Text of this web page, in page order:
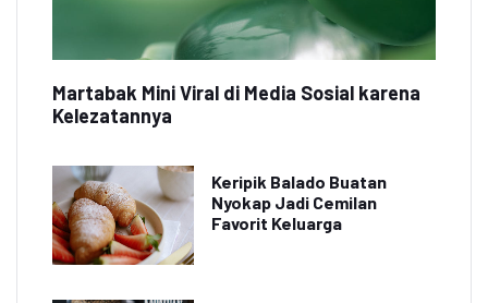
Martabak Mini Viral di Media Sosial karena
Kelezatannya
Keripik Balado Buatan
Nyokap Jadi Cemilan
Favorit Keluarga